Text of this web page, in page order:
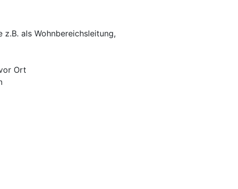
als Wohnbereichsleitung,
Ort